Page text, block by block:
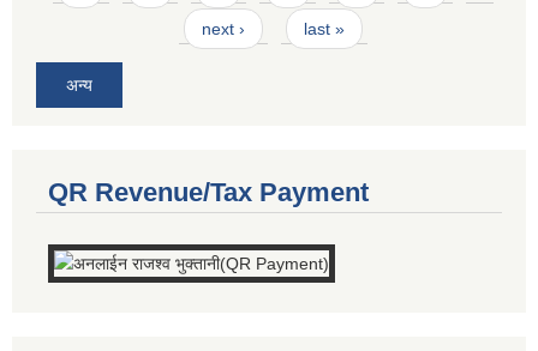
next › last »
अन्य
QR Revenue/Tax Payment